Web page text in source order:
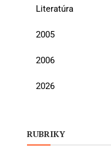
Literatúra
2005
2006
2026
RUBRIKY